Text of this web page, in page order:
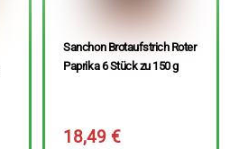
Sanchon Brotaufstrich Roter
Paprika 6 Stück zu 150 g
18,49€